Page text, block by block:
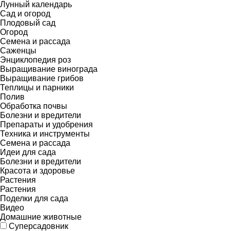
Лунный календарь
Сад и огород
Плодовый сад
Огород
Семена и рассада
Саженцы
Энциклопедия роз
Выращивание винограда
Выращивание грибов
Теплицы и парники
Полив
Обработка почвы
Болезни и вредители
Препараты и удобрения
Техника и инструменты
Семена и рассада
Идеи для сада
Болезни и вредители
Красота и здоровье
Растения
Растения
Поделки для сада
Видео
Домашние животные
Суперсадовник